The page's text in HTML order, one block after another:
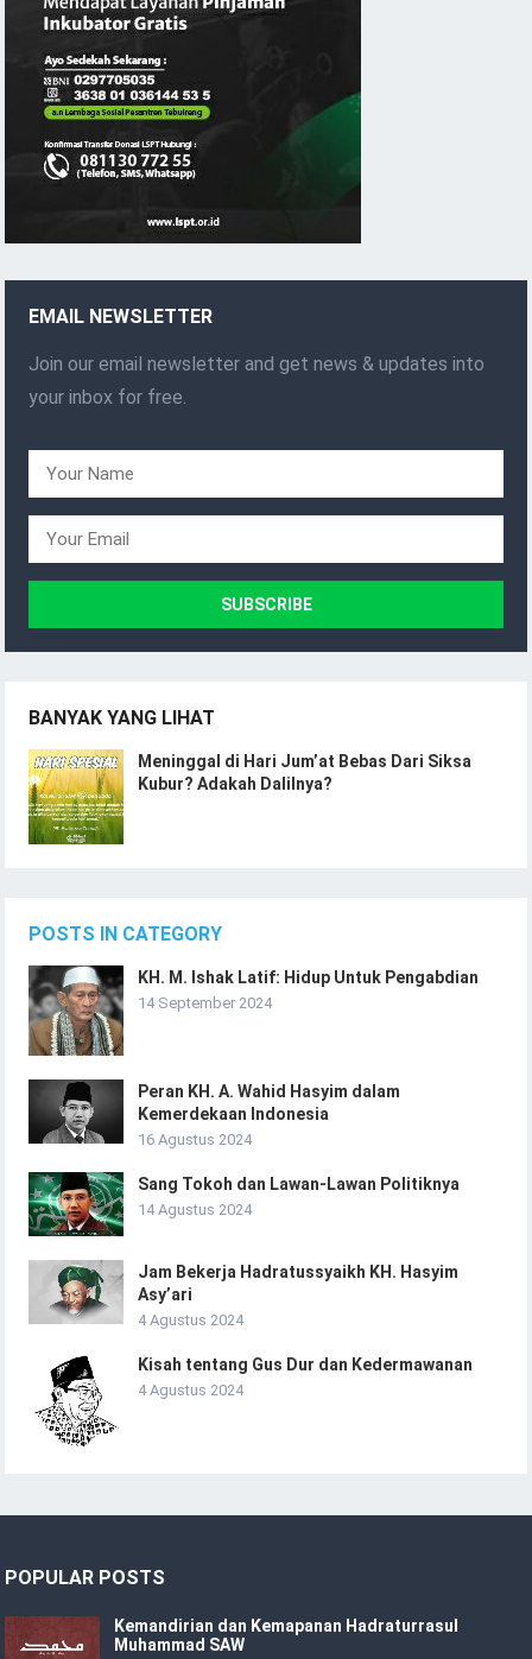
EMAIL NEWSLETTER
Join our email newsletter and get news & updates into
your inbox for free.
BANYAK YANG LIHAT
Meninggal di Hari Jum’at Bebas Dari Siksa
Kubur? Adakah Dalilnya?
POSTS IN CATEGORY
KH. M. Ishak Latif: Hidup Untuk Pengabdian
14 September 2024
Peran KH. A. Wahid Hasyim dalam
Kemerdekaan Indonesia
16 Agustus 2024
Sang Tokoh dan Lawan-Lawan Politiknya
14 Agustus 2024
Jam Bekerja Hadratussyaikh KH. Hasyim
Asy’ari
4 Agustus 2024
Kisah tentang Gus Dur dan Kedermawanan
4 Agustus 2024
POPULAR POSTS
Kemandirian dan Kemapanan Hadraturrasul
Muhammad SAW